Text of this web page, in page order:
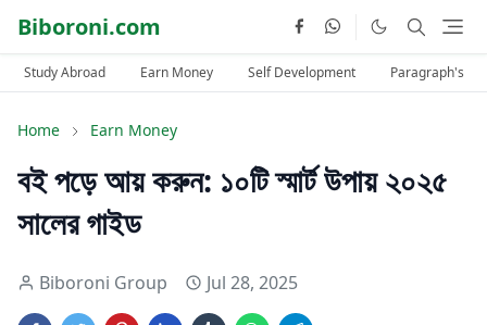
Biboroni.com
Study Abroad Earn Money Self Development Paragraph's
Home Earn Money
বই পড়ে আয় করুন: ১০টি স্মার্ট উপায় ২০২৫
সালের গাইড
Biboroni Group Jul 28, 2025